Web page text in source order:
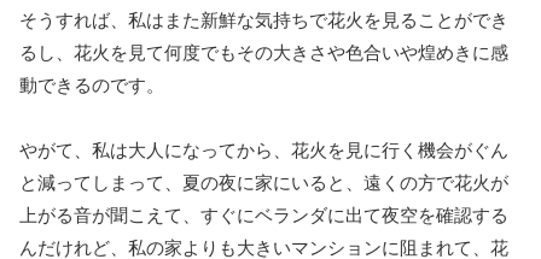
そうすれば、私はまた新鮮な気持ちで花火を見ることができ
るし、花火を見て何度でもその大きさや色合いや煌めきに感
動できるのです。
やがて、私は大人になってから、花火を見に行く機会がぐん
と減ってしまって、夏の夜に家にいると、遠くの方で花火が
上がる音が聞こえて、すぐにベランダに出て夜空を確認する
んだけれど、私の家よりも大きいマンションに阻まれて、花